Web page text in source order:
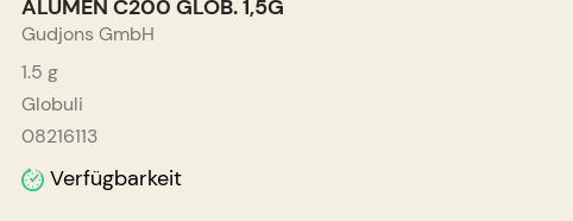
ALUMEN C200 GLOB. 1,5G
Gudjons GmbH
1.5 g
Globuli
08216113
Verfügbarkeit